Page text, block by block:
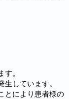
。
しています。
とにより患者様の